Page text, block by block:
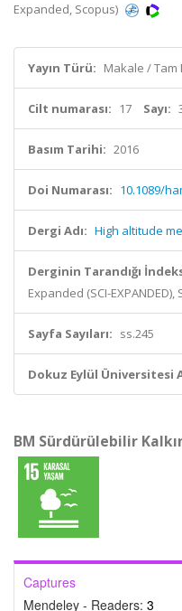
Expanded, Scopus)
Yayın Türü: Makale / Tam
Cilt numarası: 17 Sayı:
Basım Tarihi: 2016
Doi Numarası: 10.1089/
Dergi Adı: High altitude
Derginin Tarandığı
Expanded (SCI-EXPANDED),
Sayfa Sayıları: ss.245
Dokuz Eylül Üniversitesi
BM Sürdürülebilir
Captures
Mendeley - Readers: 3